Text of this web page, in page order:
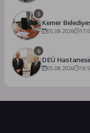
5
Kemer
05.08.2026
6
DEÜ
05.08.2026